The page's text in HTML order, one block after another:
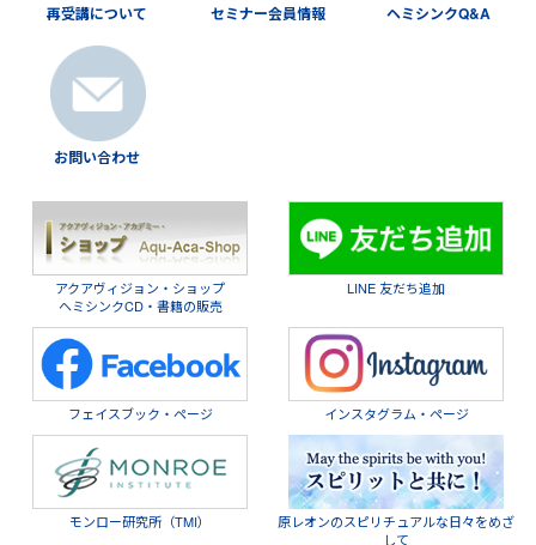
再受講について セミナー会員情報 ヘミシンクQ&A
お問い合わせ
アクアヴィジョン・ショップ
ヘミシンクCD・書籍の販売
LINE 友だち追加
フェイスブック・ページ インスタグラム・ページ
モンロー研究所（TMI）
原レオンのスピリチュアルな日々をめざ
して